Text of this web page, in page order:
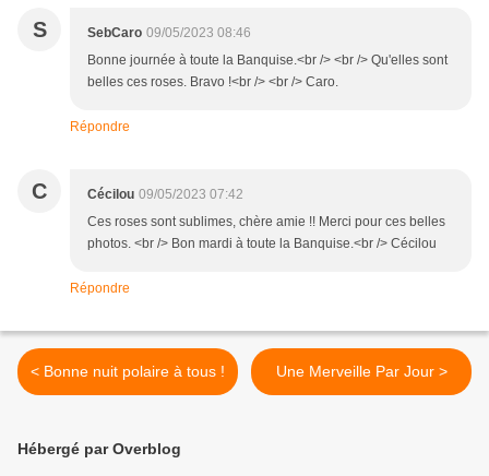
S SebCaro 09/05/2023 08:46
Bonne journée à toute la Banquise.<br /> <br /> Qu'elles sont
belles ces roses. Bravo !<br /> <br /> Caro.
Répondre
C Cécilou 09/05/2023 07:42
Ces roses sont sublimes, chère amie !! Merci pour ces belles
photos. <br /> Bon mardi à toute la Banquise.<br /> Cécilou
Répondre
< Bonne nuit polaire à tous ! Une Merveille Par Jour >
Hébergé par Overblog